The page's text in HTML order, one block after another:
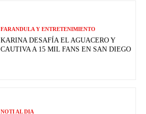
FARANDULA Y ENTRETENIMIENTO
KARINA DESAFÍA EL AGUACERO Y
CAUTIVA A 15 MIL FANS EN SAN DIEGO
NOTI AL DIA